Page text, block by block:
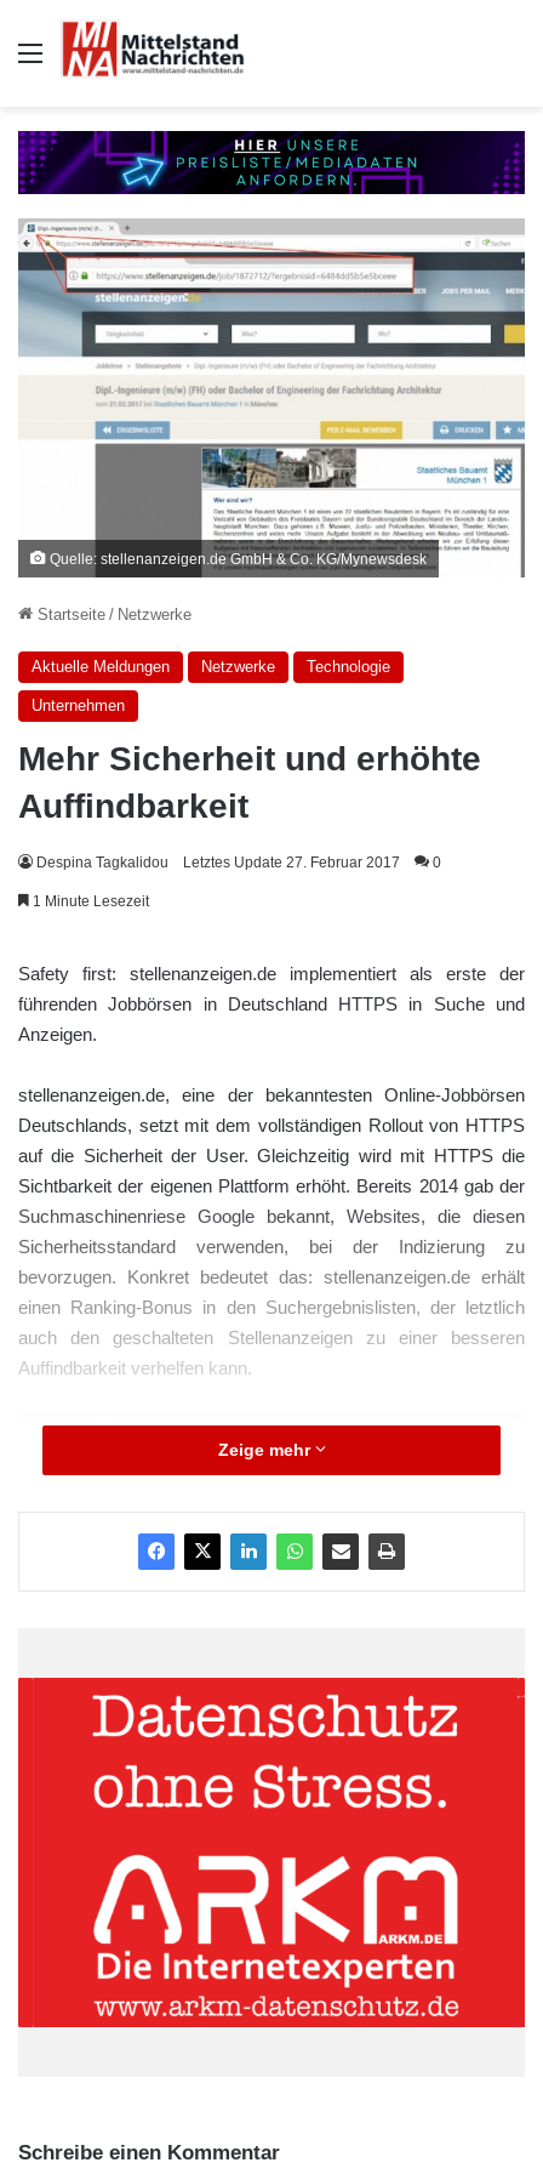
Auswahl
Quelle: stellenanzeigen.de GmbH & Co. KG/Mynewsdesk
Startseite / Netzwerke
Aktuelle Meldungen Netzwerke Technologie
Unternehmen
Mehr Sicherheit und erhöhte
Auffindbarkeit
Despina Tagkalidou Letztes Update 27. Februar 2017 0
1 Minute Lesezeit
Safety first: stellenanzeigen.de implementiert als erste der
führenden Jobbörsen in Deutschland HTTPS in Suche und
Anzeigen.
stellenanzeigen.de, eine der bekanntesten Online-Jobbörsen
Deutschlands, setzt mit dem vollständigen Rollout von HTTPS
auf die Sicherheit der User. Gleichzeitig wird mit HTTPS die
Sichtbarkeit der eigenen Plattform erhöht. Bereits 2014 gab der
Suchmaschinenriese Google bekannt, Websites, die diesen
Sicherheitsstandard verwenden, bei der Indizierung zu
bevorzugen. Konkret bedeutet das: stellenanzeigen.de erhält
einen Ranking-Bonus in den Suchergebnislisten, der letztlich
auch den geschalteten Stellenanzeigen zu einer besseren
Auffindbarkeit verhelfen kann.
Quelle: stellenanzeigen.de GmbH & Co. KG/Mynewsdesk
ARKM.marketing
Zeige mehr
Schreibe einen Kommentar